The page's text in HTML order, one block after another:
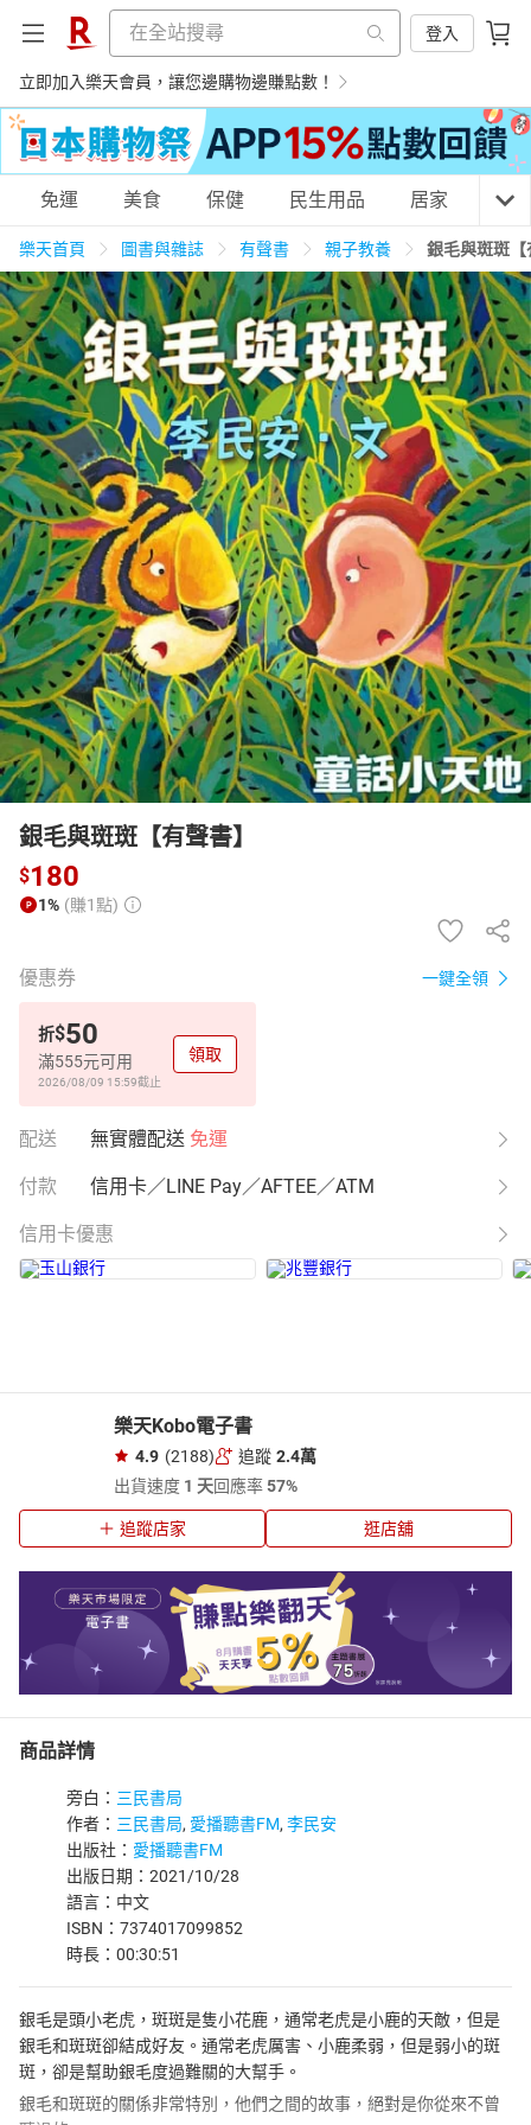
登入
立即加入樂天會員，讓您邊購物邊賺點數！
購物網分類
天天免運 美食蛋糕 養生保健 民生用品
居家生活 3C家電 運動休閒 親子玩具
女裝 男裝 化妝保養 情趣用品
日本購物 電子/紙本書
HOT
免運 美食 保健 民生用品 居家 3C
樂天首頁 圖書與雜誌 有聲書 親子教養 銀毛與斑斑【
銀毛與斑斑【有聲書】
$180
1% (賺1點)
優惠券 一鍵全領
折$50
滿555元可用
2026/08/09 15:59截止
領取
配送 無實體配送 免運
付款 信用卡／LINE Pay／AFTEE／ATM
信用卡優惠
樂天Kobo電子書
4.9 (2188) 追蹤 2.4萬
出貨速度 1 天回應率57%
追蹤店家 逛店舖
商品詳情
旁白： 三民書局
作者： 三民書局, 愛播聽書FM, 李民安
出版社： 愛播聽書FM
出版日期：2021/10/28
語言：中文
ISBN：7374017099852
時長：00:30:51
銀毛是頭小老虎，斑斑是隻小花鹿，通常老虎是小鹿的天敵，但是
銀毛和斑斑卻結成好友。通常老虎厲害、小鹿柔弱，但是弱小的斑
斑，卻是幫助銀毛度過難關的大幫手。
銀毛和斑斑的關係非常特別，他們之間的故事，絕對是你從來不曾